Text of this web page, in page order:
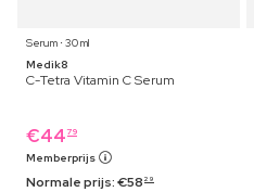
Serum ⋅ 30 ml
Medik8
C-Tetra Vitamin C Serum
€44 79
Memberprijs
Normale prijs:€58 29